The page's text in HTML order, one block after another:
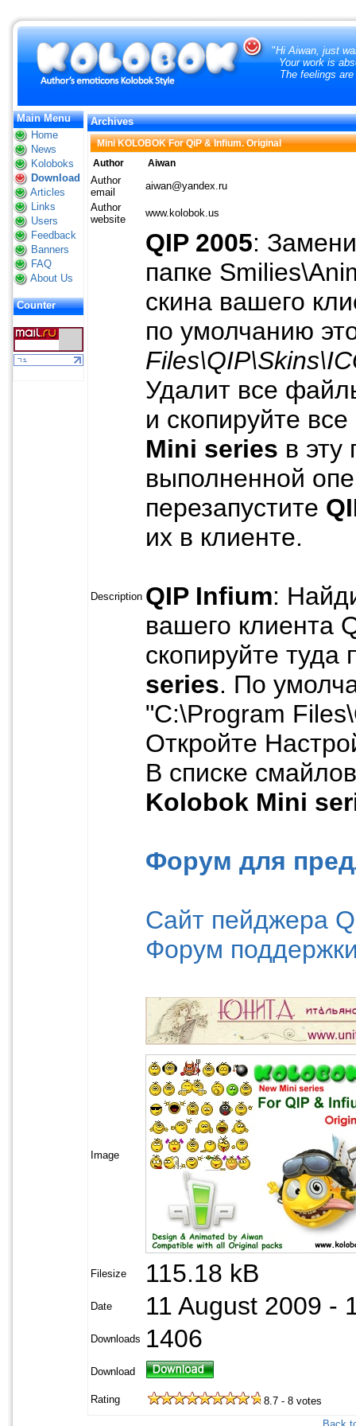
"Hi Aiwan, just
Your work is
The feelings
Main Menu
Home
News
Koloboks
Download
Articles
Links
Users
Feedback
Banners
FAQ
About Us
Counter
Archives
Mini KOLOBOK For QiP & Infium. Original
Author
Aiwan
Author
email
aiwan@yandex.ru
Author
website
www.kolobok.us
Description
QIP 2005:
папке
скина вашего
по умолчанию
Удалит все
и скопируйте
Mini series в эту
выполненной
перезапустите
их в клиенте.
QIP Infium:
вашего клиента
скопируйте туда
series. По
"C:\Program
Откройте
В списке
Kolobok Mini
Форум для
Сайт пейджера
Форум
Image
Filesize 115.18 kB
Date 11 August 2009 -
Downloads 1406
Download
Rating
8.7 - 8 votes